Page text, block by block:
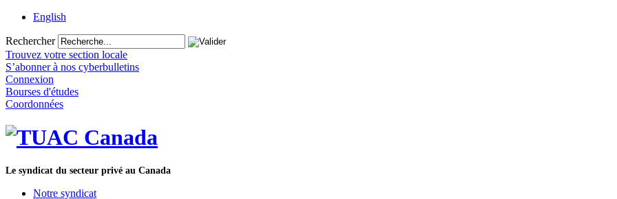
English
Rechercher
Trouvez votre section locale
S’abonner à nos cyberbulletins
Connexion
Bourses d'études
Coordonnées
Le syndicat du secteur privé au Canada
Notre syndicat